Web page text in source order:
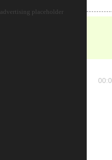
advertising placeholder